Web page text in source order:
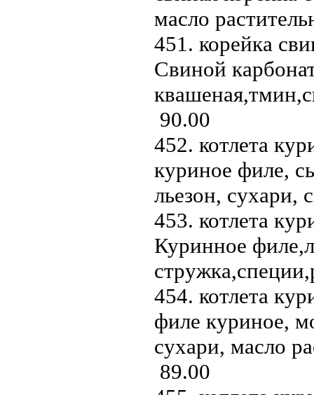
масло
451. корейка
Свиной
90.00
452. котлета
куриное филе,
льезон,
453. котлета
Куринное
454. котлета
филе куриное,
сухари, масло
89.00